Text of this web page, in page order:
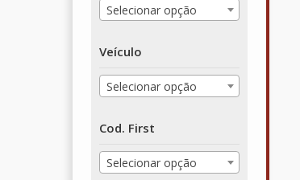
Selecionar opção
Veículo
Selecionar opção
Cod. First
Selecionar opção